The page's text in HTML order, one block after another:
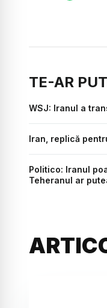
TE-AR
WSJ: Iranul a
Iran, replică
Politico: Iranul
Teheranul ar